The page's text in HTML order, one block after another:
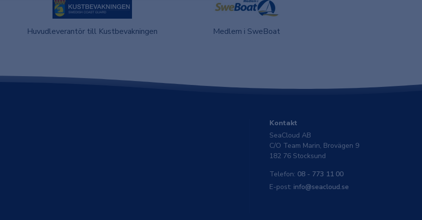
Huvudleverantör till Kustbevakningen Medlem i SweBoat
Kontakt
SeaCloud AB
C/O Team Marin, Brovägen 9
182 76 Stocksund
Telefon: 08 - 773 11 00
E-post: info@seacloud.se